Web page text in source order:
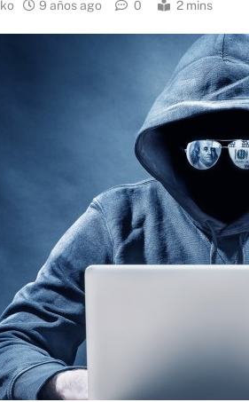
9 años ago 0 2 mins